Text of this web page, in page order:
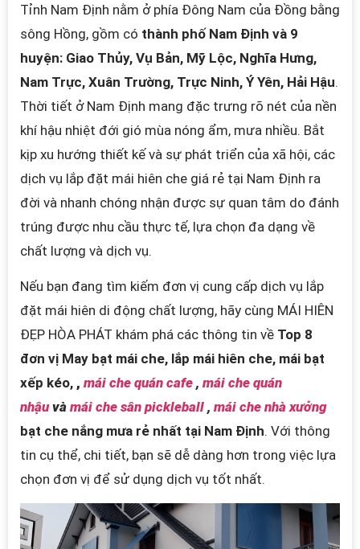
Tỉnh Nam Định nằm ở phía Đông Nam của Đồng bằng
sông Hồng, gồm có thành phố Nam Định và 9
huyện: Giao Thủy, Vụ Bản, Mỹ Lộc, Nghĩa Hưng,
Nam Trực, Xuân Trường, Trực Ninh, Ý Yên, Hải Hậu.
Thời tiết ở Nam Định mang đặc trưng rõ nét của nền
khí hậu nhiệt đới gió mùa nóng ẩm, mưa nhiều. Bắt
kịp xu hướng thiết kế và sự phát triển của xã hội, các
dịch vụ lắp đặt mái hiên che giá rẻ tại Nam Định ra
đời và nhanh chóng nhận được sự quan tâm do đánh
trúng được nhu cầu thực tế, lựa chọn đa dạng về
chất lượng và dịch vụ.
Nếu bạn đang tìm kiếm đơn vị cung cấp dịch vụ lắp
đặt mái hiên di động chất lượng, hãy cùng MÁI HIÊN
ĐẸP HÒA PHÁT khám phá các thông tin về Top 8
đơn vị May bạt mái che, lắp mái hiên che, mái bạt
xếp kéo, , mái che quán cafe , mái che quán
nhậuvà mái che sân pickleball , mái che nhà xưởng
bạt che nắng mưa rẻ nhất tại Nam Định. Với thông
tin cụ thể, chi tiết, bạn sẽ dễ dàng hơn trong việc lựa
chọn đơn vị để sử dụng dịch vụ tốt nhất.